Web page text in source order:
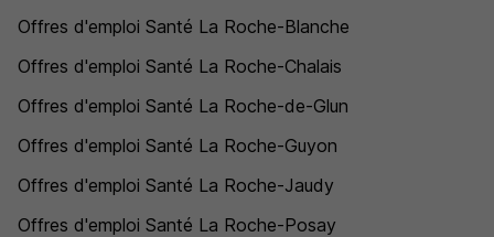
Offres d'emploi Santé La Roche-Blanche
Offres d'emploi Santé La Roche-Chalais
Offres d'emploi Santé La Roche-de-Glun
Offres d'emploi Santé La Roche-Guyon
Offres d'emploi Santé La Roche-Jaudy
Offres d'emploi Santé La Roche-Posay